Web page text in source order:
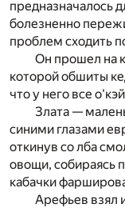
предназначалось
болезненно
проблем сходить
Он прошел на
которой обшиты
что у него все
Злата —
синими глазами
откинув со лба
овощи, собираясь
кабачки
Арефьев взял